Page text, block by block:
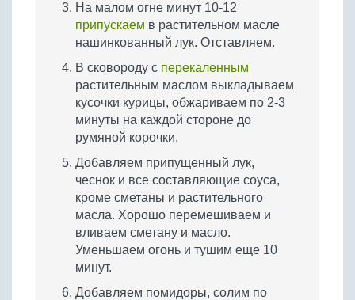
На малом огне минут 10-12
припускаем в растительном масле
нашинкованный лук. Отставляем.
В сковороду с перекаленным
растительным маслом выкладываем
кусочки курицы, обжариваем по 2-3
минуты на каждой стороне до
румяной корочки.
Добавляем припущенный лук,
чеснок и все составляющие соуса,
кроме сметаны и растительного
масла. Хорошо перемешиваем и
вливаем сметану и масло.
Уменьшаем огонь и тушим еще 10
минут.
Добавляем помидоры, солим по